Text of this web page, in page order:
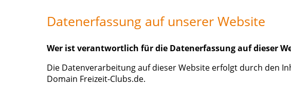
Datenerfassung auf unserer Website
Wer ist verantwortlich für die Datenerfassung auf dieser
Die Datenverarbeitung auf dieser Website erfolgt durch den
Domain Freizeit-Clubs.de.